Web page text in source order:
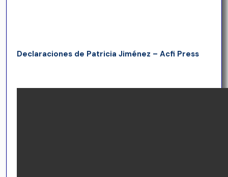
Declaraciones de Patricia Jiménez – Acfi Press